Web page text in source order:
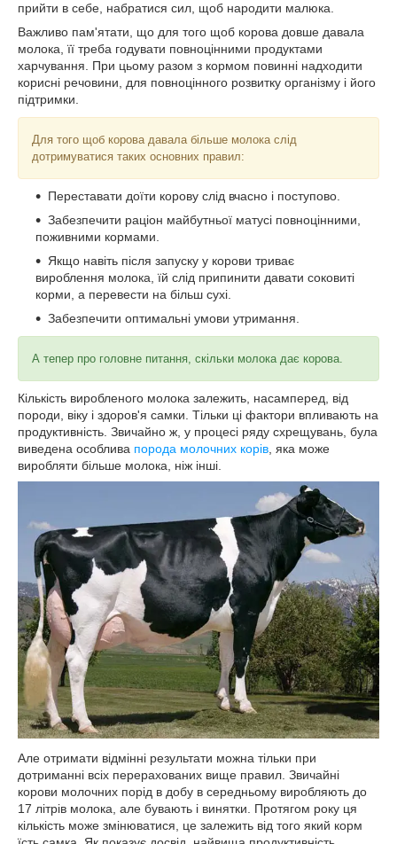
прийти в себе, набратися сил, щоб народити малюка.
Важливо пам'ятати, що для того щоб корова довше давала
молока, її треба годувати повноцінними продуктами
харчування. При цьому разом з кормом повинні надходити
корисні речовини, для повноцінного розвитку організму і його
підтримки.
Для того щоб корова давала більше молока слід
дотримуватися таких основних правил:
Переставати доїти корову слід вчасно і поступово.
Забезпечити раціон майбутньої матусі повноцінними,
поживними кормами.
Якщо навіть після запуску у корови триває
вироблення молока, їй слід припинити давати соковиті
корми, а перевести на більш сухі.
Забезпечити оптимальні умови утримання.
А тепер про головне питання, скільки молока дає корова.
Кількість виробленого молока залежить, насамперед, від
породи, віку і здоров'я самки. Тільки ці фактори впливають на
продуктивність. Звичайно ж, у процесі ряду схрещувань, була
виведена особлива порода молочних корів, яка може
виробляти більше молока, ніж інші.
Але отримати відмінні результати можна тільки при
дотриманні всіх перерахованих вище правил. Звичайні
корови молочних порід в добу в середньому виробляють до
17 літрів молока, але бувають і винятки. Протягом року ця
кількість може змінюватися, це залежить від того який корм